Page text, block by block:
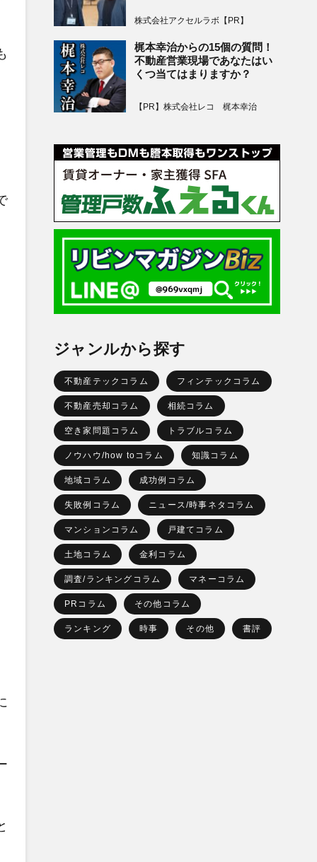
株式会社アクセルラボ【PR】
梶本幸治からの15個の質問！
不動産営業現場であなたはい
くつ当てはまりますか？
【PR】株式会社レコ 梶本幸治
ジャンルから探す
不動産テックコラム フィンテックコラム
不動産売却コラム 相続コラム
空き家問題コラム トラブルコラム
ノウハウ/how toコラム 知識コラム
地域コラム 成功例コラム
失敗例コラム ニュース/時事ネタコラム
マンションコラム 戸建てコラム
土地コラム 金利コラム
調査/ランキングコラム マネーコラム
PRコラム その他コラム
ランキング 時事 その他 書評